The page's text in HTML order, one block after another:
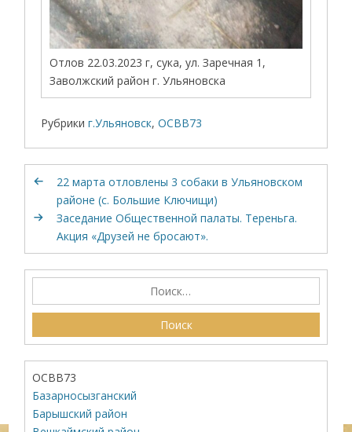
Отлов 22.03.2023 г, сука, ул. Заречная 1,
Заволжский район г. Ульяновска
Рубрики г.Ульяновск,ОСВВ73
22 марта отловлены 3 собаки в Ульяновском
районе (с. Большие Ключищи)
Заседание Общественной палаты. Тереньга.
Акция «Друзей не бросают».
ОСВВ73
Базарносызганский
Барышский район